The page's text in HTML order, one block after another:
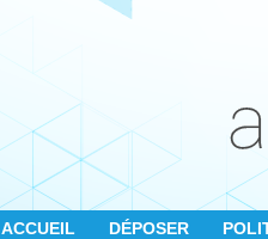
ACCUEIL DÉPOSER